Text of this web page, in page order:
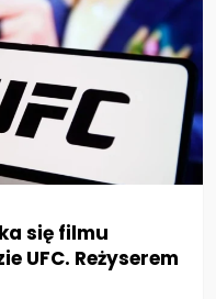
się filmu
UFC. Reżyserem